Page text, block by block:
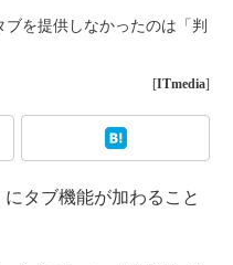
を提供しなかったのは「判
[ITmedia]
タブ機能が加わること